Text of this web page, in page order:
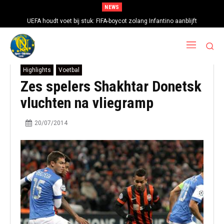
NEWS
UEFA houdt voet bij stuk: FIFA-boycot zolang Infantino aanblijft
Highlights Voetbal
Zes spelers Shakhtar Donetsk
vluchten na vliegramp
20/07/2014